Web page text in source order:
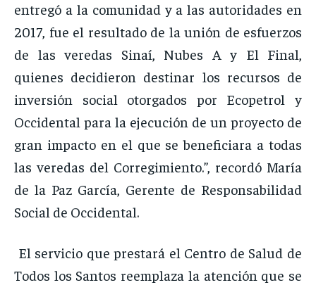
entregó a la comunidad y a las autoridades en
2017, fue el resultado de la unión de esfuerzos
de las veredas Sinaí, Nubes A y El Final,
quienes decidieron destinar los recursos de
inversión social otorgados por Ecopetrol y
Occidental para la ejecución de un proyecto de
gran impacto en el que se beneficiara a todas
las veredas del Corregimiento.”, recordó María
de la Paz García, Gerente de Responsabilidad
Social de Occidental.
El servicio que prestará el Centro de Salud de
Todos los Santos reemplaza la atención que se